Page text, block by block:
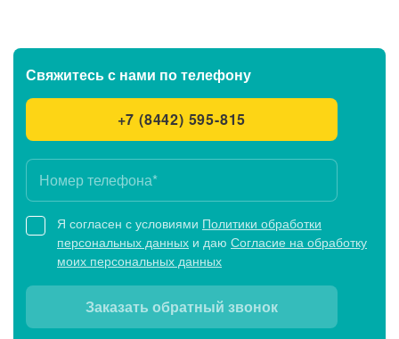
Свяжитесь с нами по телефону
+7 (8442) 595-815
Я согласен с условиями Политики обработки
персональных данных и даю Согласие на обработку
моих персональных данных
Заказать обратный звонок